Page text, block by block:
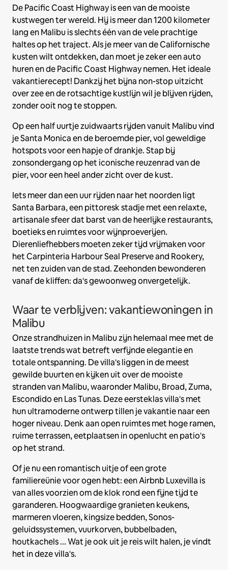
De Pacific Coast Highway is een van de mooiste
kustwegen ter wereld. Hij is meer dan 1200 kilometer
lang en Malibu is slechts één van de vele prachtige
haltes op het traject. Als je meer van de Californische
kusten wilt ontdekken, dan moet je zeker een auto
huren en de Pacific Coast Highway nemen. Het ideale
vakantierecept! Dankzij het bijna non-stop uitzicht
over zee en de rotsachtige kustlijn wil je blijven rijden,
zonder ooit nog te stoppen.
Op een half uurtje zuidwaarts rijden vanuit Malibu vind
je Santa Monica en de beroemde pier, vol geweldige
hotspots voor een hapje of drankje. Stap bij
zonsondergang op het iconische reuzenrad van de
pier, voor een heel ander zicht over de kust.
Iets meer dan een uur rijden naar het noorden ligt
Santa Barbara, een pittoresk stadje met een relaxte,
artisanale sfeer dat barst van de heerlijke restaurants,
boetieks en ruimtes voor wijnproeverijen.
Dierenliefhebbers moeten zeker tijd vrijmaken voor
het Carpinteria Harbour Seal Preserve and Rookery,
net ten zuiden van de stad. Zeehonden bewonderen
vanaf de kliffen: da's gewoonweg onvergetelijk.
Waar te verblijven: vakantiewoningen in
Malibu
Onze strandhuizen in Malibu zijn helemaal mee met de
laatste trends wat betreft verfijnde elegantie en
totale ontspanning. De villa's liggen in de meest
gewilde buurten en kijken uit over de mooiste
stranden van Malibu, waaronder Malibu, Broad, Zuma,
Escondido en Las Tunas. Deze eersteklas villa's met
hun ultramoderne ontwerp tillen je vakantie naar een
hoger niveau. Denk aan open ruimtes met hoge ramen,
ruime terrassen, eetplaatsen in openlucht en patio's
op het strand.
Of je nu een romantisch uitje of een grote
familiereünie voor ogen hebt: een Airbnb Luxevilla is
van alles voorzien om de klok rond een fijne tijd te
garanderen. Hoogwaardige granieten keukens,
marmeren vloeren, kingsize bedden, Sonos-
geluidssystemen, vuurkorven, bubbelbaden,
houtkachels ... Wat je ook uit je reis wilt halen, je vindt
het in deze villa's.